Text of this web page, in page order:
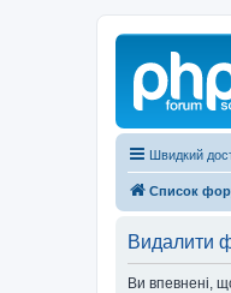
Швидкий
Список
Видалити
Ви впевнені,